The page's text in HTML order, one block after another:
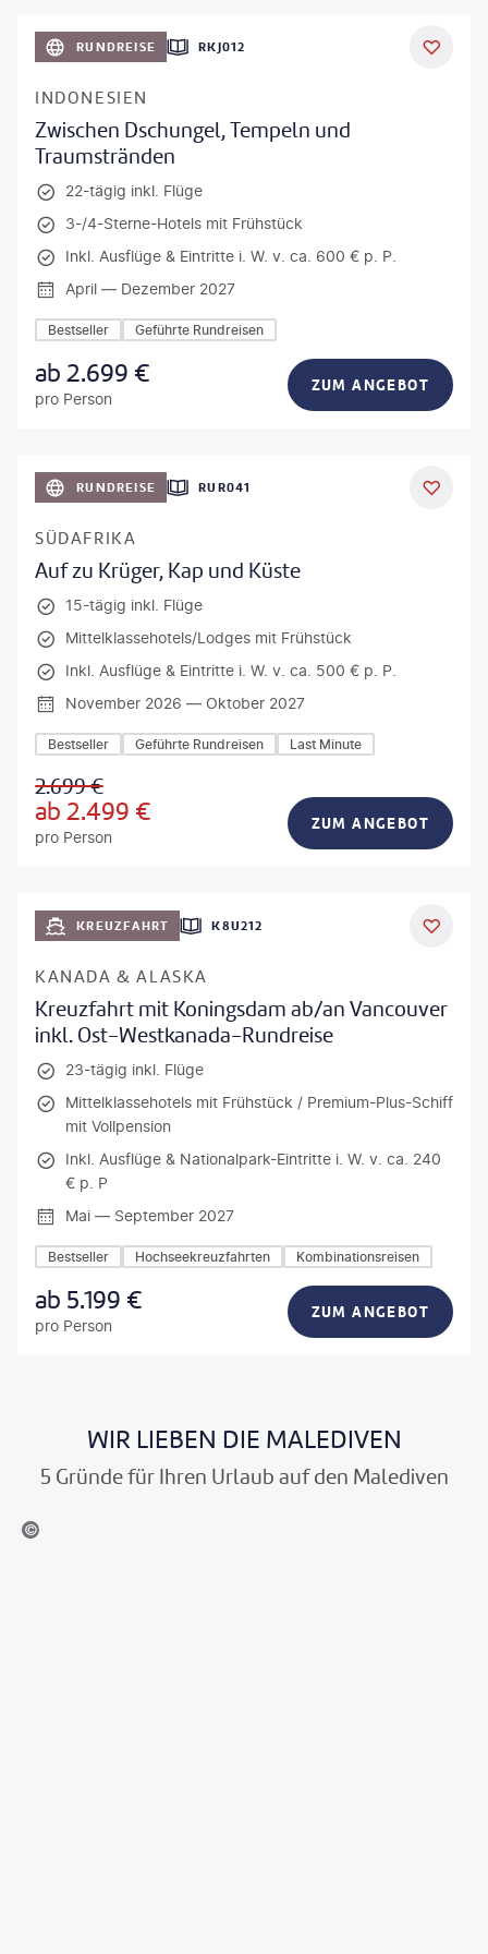
RUNDREISE RKJ012
INDONESIEN
Zwischen Dschungel, Tempeln und
Traumstränden
22-tägig inkl. Flüge
3-/4-Sterne-Hotels mit Frühstück
Inkl. Ausflüge & Eintritte i. W. v. ca. 600 € p. P.
April — Dezember 2027
Bestseller Geführte Rundreisen
ab2.699 €
pro Person
ZUM ANGEBOT
DEAL
RUNDREISE RUR041
SÜDAFRIKA
Auf zu Krüger, Kap und Küste
15-tägig inkl. Flüge
Mittelklassehotels/Lodges mit Frühstück
Inkl. Ausflüge & Eintritte i. W. v. ca. 500 € p. P.
November 2026 — Oktober 2027
Bestseller Geführte Rundreisen Last Minute
2.699€
ab2.499 €
pro Person
ZUM ANGEBOT
KREUZFAHRT K8U212
KANADA & ALASKA
Kreuzfahrt mit Koningsdam ab/an Vancouver
inkl. Ost-Westkanada-Rundreise
23-tägig inkl. Flüge
Mittelklassehotels mit Frühstück / Premium-Plus-Schiff
mit Vollpension
Inkl. Ausflüge & Nationalpark-Eintritte i. W. v. ca. 240
€ p. P
Mai — September 2027
Bestseller Hochseekreuzfahrten Kombinationsreisen
ab 5.199 €
pro Person
ZUM ANGEBOT
WIR LIEBEN DIE MALEDIVEN
5 Gründe für Ihren Urlaub auf den Malediven
gty